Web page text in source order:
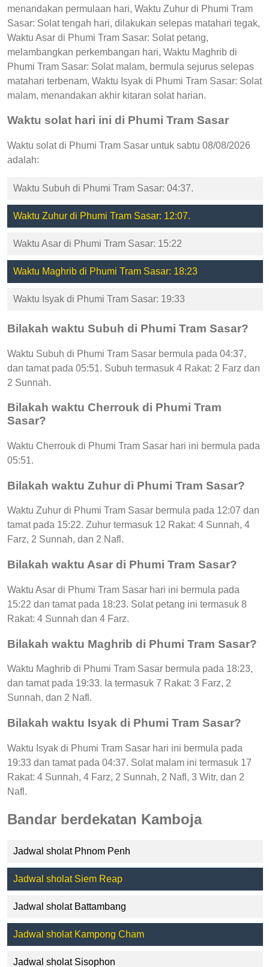
menandakan permulaan hari, Waktu Zuhur di Phumi Tram
Sasar: Solat tengah hari, dilakukan selepas matahari tegak,
Waktu Asar di Phumi Tram Sasar: Solat petang,
melambangkan perkembangan hari, Waktu Maghrib di
Phumi Tram Sasar: Solat malam, bermula sejurus selepas
matahari terbenam, Waktu Isyak di Phumi Tram Sasar: Solat
malam, menandakan akhir kitaran solat harian.
Waktu solat hari ini di Phumi Tram Sasar
Waktu solat di Phumi Tram Sasar untuk sabtu 08/08/2026
adalah:
Waktu Subuh di Phumi Tram Sasar: 04:37.
Waktu Zuhur di Phumi Tram Sasar: 12:07.
Waktu Asar di Phumi Tram Sasar: 15:22
Waktu Maghrib di Phumi Tram Sasar: 18:23
Waktu Isyak di Phumi Tram Sasar: 19:33
Bilakah waktu Subuh di Phumi Tram Sasar?
Waktu Subuh di Phumi Tram Sasar bermula pada 04:37,
dan tamat pada 05:51. Subuh termasuk 4 Rakat: 2 Farz dan
2 Sunnah.
Bilakah waktu Cherrouk di Phumi Tram
Sasar?
Waktu Cherrouk di Phumi Tram Sasar hari ini bermula pada
05:51.
Bilakah waktu Zuhur di Phumi Tram Sasar?
Waktu Zuhur di Phumi Tram Sasar bermula pada 12:07 dan
tamat pada 15:22. Zuhur termasuk 12 Rakat: 4 Sunnah, 4
Farz, 2 Sunnah, dan 2 Nafl.
Bilakah waktu Asar di Phumi Tram Sasar?
Waktu Asar di Phumi Tram Sasar hari ini bermula pada
15:22 dan tamat pada 18:23. Solat petang ini termasuk 8
Rakat: 4 Sunnah dan 4 Farz.
Bilakah waktu Maghrib di Phumi Tram Sasar?
Waktu Maghrib di Phumi Tram Sasar bermula pada 18:23,
dan tamat pada 19:33. Ia termasuk 7 Rakat: 3 Farz, 2
Sunnah, dan 2 Nafl.
Bilakah waktu Isyak di Phumi Tram Sasar?
Waktu Isyak di Phumi Tram Sasar hari ini bermula pada
19:33 dan tamat pada 04:37. Solat malam ini termasuk 17
Rakat: 4 Sunnah, 4 Farz, 2 Sunnah, 2 Nafl, 3 Witr, dan 2
Nafl.
Bandar berdekatan Kamboja
Jadwal sholat Phnom Penh
Jadwal sholat Siem Reap
Jadwal sholat Battambang
Jadwal sholat Kampong Cham
Jadwal sholat Sisophon